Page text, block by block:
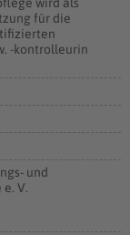
für die
-kontrolleurin
und
V.